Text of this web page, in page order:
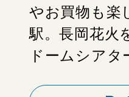
やお買物も楽
駅。長岡花火
ドームシアタ